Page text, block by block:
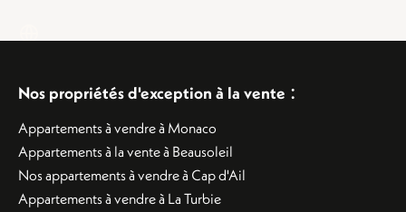
Nos propriétés d'exception à la vente :
Appartements à vendre à Monaco
Appartements à la vente à Beausoleil
Nos appartements à vendre à Cap d'Ail
Appartements à vendre à La Turbie